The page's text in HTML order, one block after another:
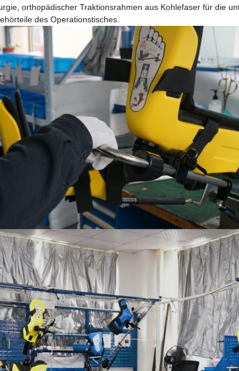
orthopädischer Traktionsrahmen aus Kohlefaser für die
des Operationstisches.